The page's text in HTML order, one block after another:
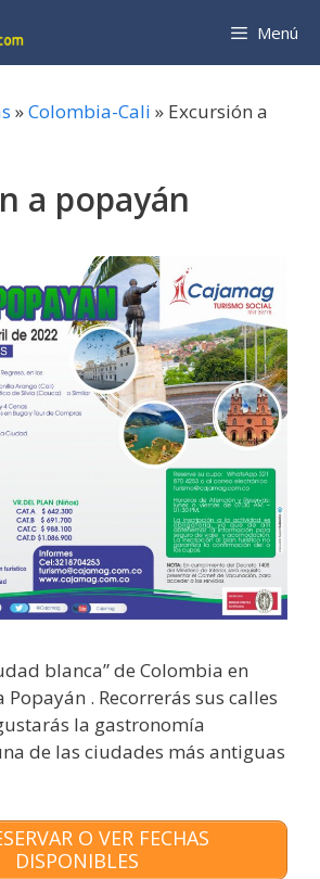
Menú
»Colombia-Cali » Excursión a
a popayán
blanca” de Colombia en
Popayán . Recorrerás sus calles
la gastronomía
de las ciudades más antiguas
O VER FECHAS
DISPONIBLES